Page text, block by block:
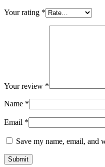
Your rating *
Your review *
Name *
Email *
Save my name, email, and